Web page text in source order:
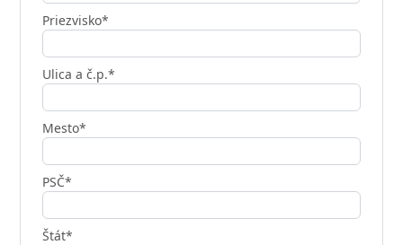
Priezvisko*
Ulica a č.p.*
Mesto*
PSČ*
Štát*